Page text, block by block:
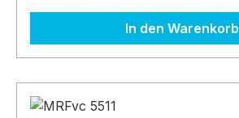
In den Warenkorb